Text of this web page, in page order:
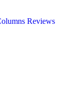
Reviews